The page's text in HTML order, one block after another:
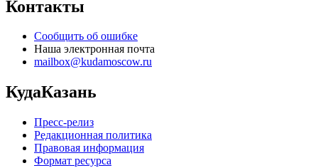
Контакты
Сообщить об ошибке
Наша электронная почта
mailbox@kudamoscow.ru
КудаКазань
Пресс-релиз
Редакционная политика
Правовая информация
Формат ресурса